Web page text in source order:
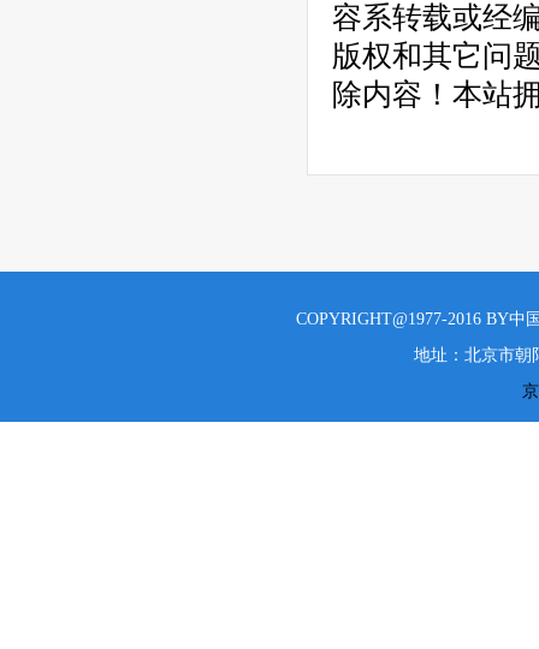
容系转载或经
版权和其它问
除内容！本站
COPYRIGHT@1977-2016 BY
地址：北京市朝